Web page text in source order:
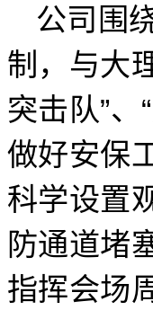
公司围
制，与大
突击队”
做好安保
科学设置
防通道堵
指挥会场